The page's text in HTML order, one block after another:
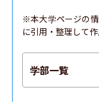
※本大学ページの
に引用・整理して作
学部一覧